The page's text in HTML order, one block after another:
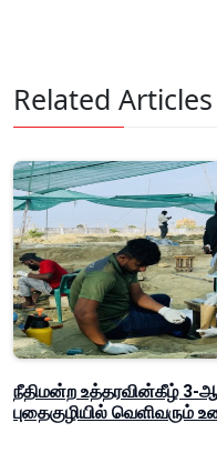
Related Articles
நீதிமன்ற உத்தரவின்கீழ் 3-
புதைகுழியில்